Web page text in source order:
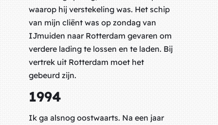
waarop hij verstekeling was. Het schip
van mijn cliënt was op zondag van
IJmuiden naar Rotterdam gevaren om
verdere lading te lossen en te laden. Bij
vertrek uit Rotterdam moet het
gebeurd zijn.
1994
Ik ga alsnog oostwaarts. Na een jaar